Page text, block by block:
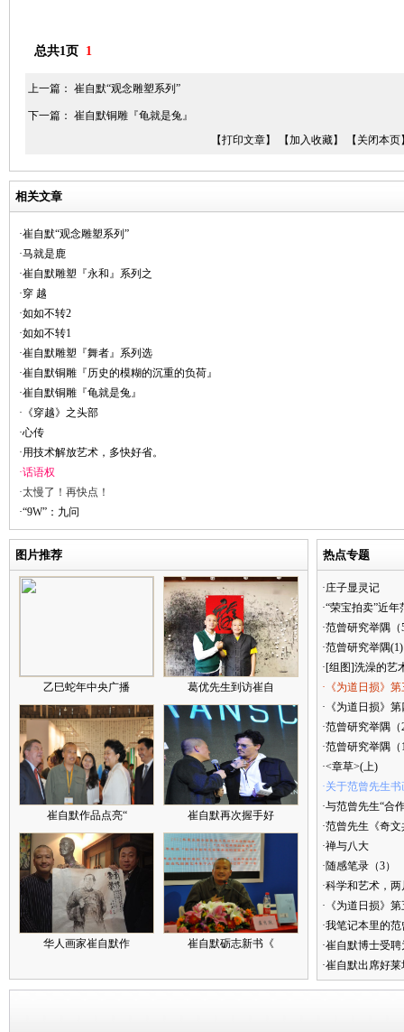
总共1页 1
上一篇： 崔自默“观念雕塑系列”
下一篇： 崔自默铜雕『龟就是兔』
【打印文章】
【加入收藏】 【关闭本页
相关文章
·崔自默“观念雕塑系列”
·马就是鹿
·崔自默雕塑『永和』系列之
·穿 越
·如如不转2
·如如不转1
·崔自默雕塑『舞者』系列选
·崔自默铜雕『历史的模糊的沉重的负荷』
·崔自默铜雕『龟就是兔』
·《穿越》之头部
·心传
·用技术解放艺术，多快好省。
·话语权
·太慢了！再快点！
·“9W”：九问
图片推荐
乙巳蛇年中央广播 葛优先生到访崔自
崔自默作品点亮“ 崔自默再次握手好
华人画家崔自默作 崔自默砺志新书《
热点专题
·庄子显灵记
·“荣宝拍卖”近
·范曾研究举隅（
·范曾研究举隅(1)
·[组图]洗澡的艺
·《为道日损》
·《为道日损》
·范曾研究举隅（
·范曾研究举隅（
·<章草>(上)
·关于范曾先生
·与范曾先生“合
·范曾先生《奇
·禅与八大
·随感笔录（3）
·科学和艺术，
·《为道日损》
·我笔记本里的
·崔自默博士受
·崔自默出席好